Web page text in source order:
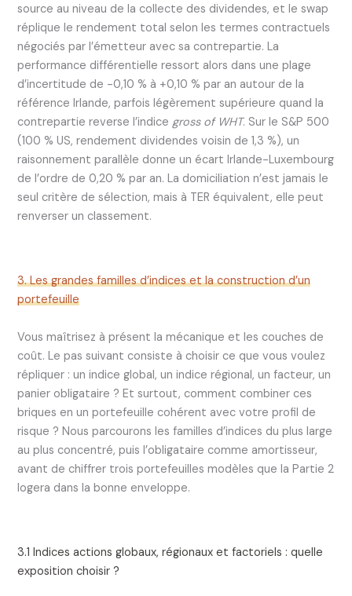
source au niveau de la collecte des dividendes, et le swap
réplique le rendement total selon les termes contractuels
négociés par l’émetteur avec sa contrepartie. La
performance différentielle ressort alors dans une plage
d’incertitude de -0,10 % à +0,10 % par an autour de la
référence Irlande, parfois légèrement supérieure quand la
contrepartie reverse l’indice gross of WHT. Sur le S&P 500
(100 % US, rendement dividendes voisin de 1,3 %), un
raisonnement parallèle donne un écart Irlande-Luxembourg
de l’ordre de 0,20 % par an. La domiciliation n’est jamais le
seul critère de sélection, mais à TER équivalent, elle peut
renverser un classement.
3. Les grandes familles d’indices et la construction d’un
portefeuille
Vous maîtrisez à présent la mécanique et les couches de
coût. Le pas suivant consiste à choisir ce que vous voulez
répliquer : un indice global, un indice régional, un facteur, un
panier obligataire ? Et surtout, comment combiner ces
briques en un portefeuille cohérent avec votre profil de
risque ? Nous parcourons les familles d’indices du plus large
au plus concentré, puis l’obligataire comme amortisseur,
avant de chiffrer trois portefeuilles modèles que la Partie 2
logera dans la bonne enveloppe.
3.1 Indices actions globaux, régionaux et factoriels : quelle
exposition choisir ?